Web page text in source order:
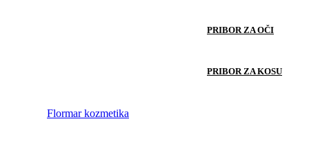
PRIBOR ZA OČI
PRIBOR ZA KOSU
Flormar kozmetika